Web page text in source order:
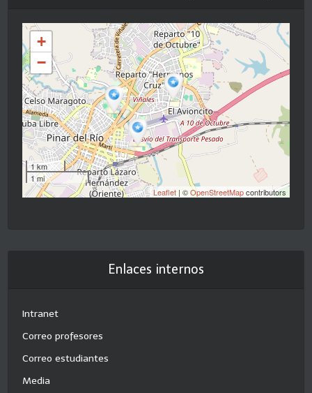
+
−
1 km
1 mi
Leaflet| ©OpenStreetMapcontributors
Enlaces internos
Intranet
Correo profesores
Correo estudiantes
Media